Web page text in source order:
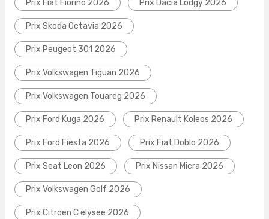
Prix Fiat Fiorino 2026 Prix Dacia Lodgy 2026
Prix Skoda Octavia 2026
Prix Peugeot 301 2026
Prix Volkswagen Tiguan 2026
Prix Volkswagen Touareg 2026
Prix Ford Kuga 2026 Prix Renault Koleos 2026
Prix Ford Fiesta 2026 Prix Fiat Doblo 2026
Prix Seat Leon 2026 Prix Nissan Micra 2026
Prix Volkswagen Golf 2026
Prix Citroen C elysee 2026